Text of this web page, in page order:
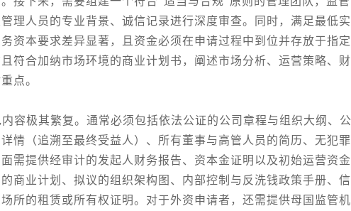
理人员的专业背景、诚信记录进行深度审查。同时，满足最低实
资本要求差异显著，且资金必须在申请过程中到位并存放于指定
符合加纳市场环境的商业计划书，阐述市场分析、运营策略、财
点。
极其繁复。通常必须包括依法公证的公司章程与组织大纲、公
情（追溯至最终受益人）、所有董事与高管人员的简历、无犯罪
需提供经审计的发起人财务报告、资本金证明以及初始运营资金
商业计划、拟议的组织架构图、内部控制与反洗钱政策手册、信
所的租赁或所有权证明。对于外资申请者，还需提供母国监管机